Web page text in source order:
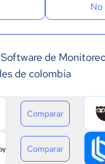
No
de
de colombia
Comparar
Comparar